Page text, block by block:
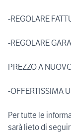
-REGOLARE
-REGOLARE
PREZZO A
-OFFERTISSIMA
Per tutte le
sarà lieto di